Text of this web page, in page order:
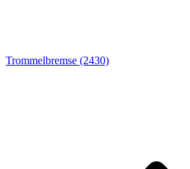
Trommelbremse (2430)